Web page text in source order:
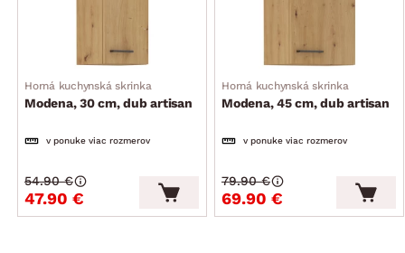
Horná kuchynská skrinka
Modena, 30 cm, dub artisan
v ponuke viac rozmerov
47.90 €
54.90 €
Horná kuchynská skrinka
Modena, 45 cm, dub artisan
v ponuke viac rozmerov
69.90 €
79.90 €